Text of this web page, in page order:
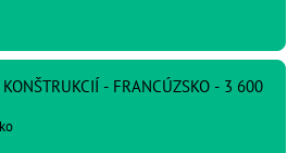
- FRANCÚZSKO - 3 600